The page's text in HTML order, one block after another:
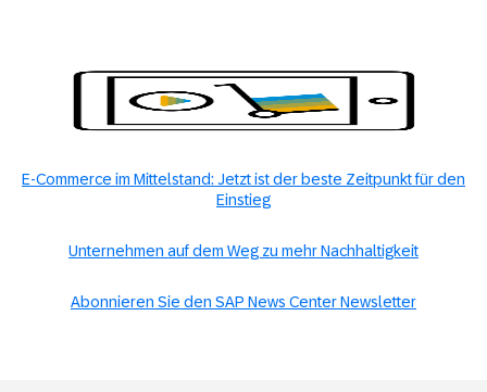
E-Commerce im Mittelstand: Jetzt ist der beste Zeitpunkt für den
Einstieg
Unternehmen auf dem Weg zu mehr Nachhaltigkeit
Abonnieren Sie den SAP News Center Newsletter